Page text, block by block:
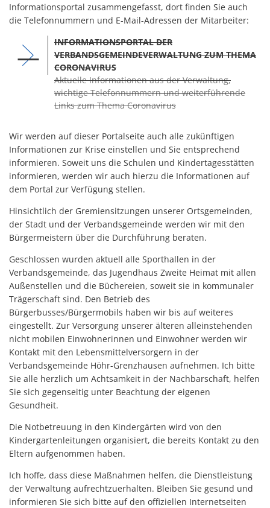
Informationsportal zusammengefasst, dort finden Sie auch
die Telefonnummern und E-Mail-Adressen der Mitarbeiter:
INFORMATIONSPORTAL DER
VERBANDSGEMEINDEVERWALTUNG ZUM THEMA
CORONAVIRUS
Aktuelle Informationen aus der Verwaltung,
wichtige Telefonnummern und weiterführende
Links zum Thema Coronavirus
Wir werden auf dieser Portalseite auch alle zukünftigen
Informationen zur Krise einstellen und Sie entsprechend
informieren. Soweit uns die Schulen und Kindertagesstätten
informieren, werden wir auch hierzu die Informationen auf
dem Portal zur Verfügung stellen.
Hinsichtlich der Gremiensitzungen unserer Ortsgemeinden,
der Stadt und der Verbandsgemeinde werden wir mit den
Bürgermeistern über die Durchführung beraten.
Geschlossen wurden aktuell alle Sporthallen in der
Verbandsgemeinde, das Jugendhaus Zweite Heimat mit allen
Außenstellen und die Büchereien, soweit sie in kommunaler
Trägerschaft sind. Den Betrieb des
Bürgerbusses/Bürgermobils haben wir bis auf weiteres
eingestellt. Zur Versorgung unserer älteren alleinstehenden
nicht mobilen Einwohnerinnen und Einwohner werden wir
Kontakt mit den Lebensmittelversorgern in der
Verbandsgemeinde Höhr-Grenzhausen aufnehmen. Ich bitte
Sie alle herzlich um Achtsamkeit in der Nachbarschaft, helfen
Sie sich gegenseitig unter Beachtung der eigenen
Gesundheit.
Die Notbetreuung in den Kindergärten wird von den
Kindergartenleitungen organisiert, die bereits Kontakt zu den
Eltern aufgenommen haben.
Ich hoffe, dass diese Maßnahmen helfen, die Dienstleistung
der Verwaltung aufrechtzuerhalten. Bleiben Sie gesund und
informieren Sie sich bitte auf den offiziellen Internetseiten